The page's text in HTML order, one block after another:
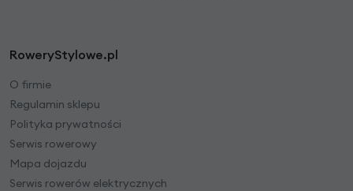
RoweryStylowe.pl
O firmie
Regulamin sklepu
Polityka prywatności
Serwis rowerowy
Mapa dojazdu
Serwis rowerów elektrycznych